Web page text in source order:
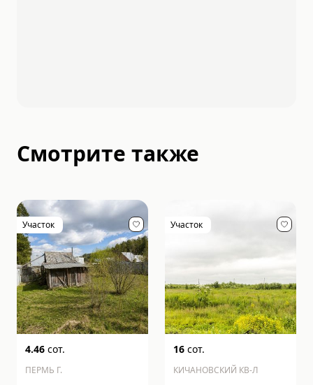
Смотрите также
Участок
4.46 сот.
ПЕРМЬ Г.
Участок
16 сот.
КИЧАНОВСКИЙ КВ-Л